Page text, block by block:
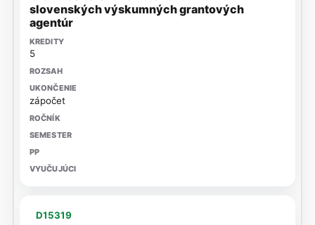
slovenských výskumných grantových
agentúr
5
zápočet
D15319